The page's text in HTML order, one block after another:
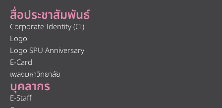
สื่อประชาสัมพันธ์
Corporate Identity (CI)
Logo
Logo SPU Anniversary
E-Card
เพลงมหาวิทยาลัย
บุคลากร
E-Staff